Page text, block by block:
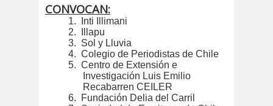
NEWS
Bernardo Larraín
Matte
Bernardo Soria
Ibacache
bloque por el derecho a la
comunicación
CONVOCAN:
1.
Inti Illimani
2.
Illapu
3. Sol y Lluvia
4. Colegio de Periodistas de Chile
5. Centro de Extensión e
Investigación Luis Emilio
Recabarren CEILER
6.
Fundación Delia del Carril